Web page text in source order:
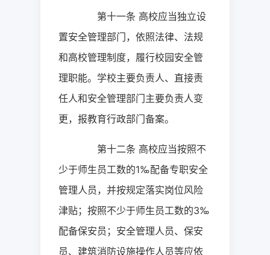
第十一条 高校应当独立设
置安全管理部门，依照法律、法规
和高校管理制度，履行校园安全管
理职能。学校主要负责人、直接责
任人和安全管理部门主要负责人变
更，报教育行政部门备案。
第十二条 高校应当按照不
少于师生员工数的1‰配备专职安全
管理人员，并按规定落实岗位风险
津贴；按照不少于师生员工数的3‰
配备保安员；安全管理人员、保安
员、建筑消防设施操作人员等应依